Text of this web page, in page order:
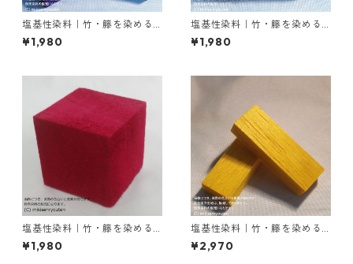
塩基性染料｜竹・籐を染める
｜20g｜メチルバイオレット
ピュアスペシャル（紫色）
¥1,980
塩基性染料｜竹・籐を染める
｜20g｜塩基性ブラック（黒
色系）
¥1,980
塩基性染料｜竹・籐を染める
｜20g｜塩基性レット（赤色
系）
¥1,980
塩基性染料｜竹・籐を染める
｜100g｜塩基性エロー（液体
タイプ、黄色）
¥2,970